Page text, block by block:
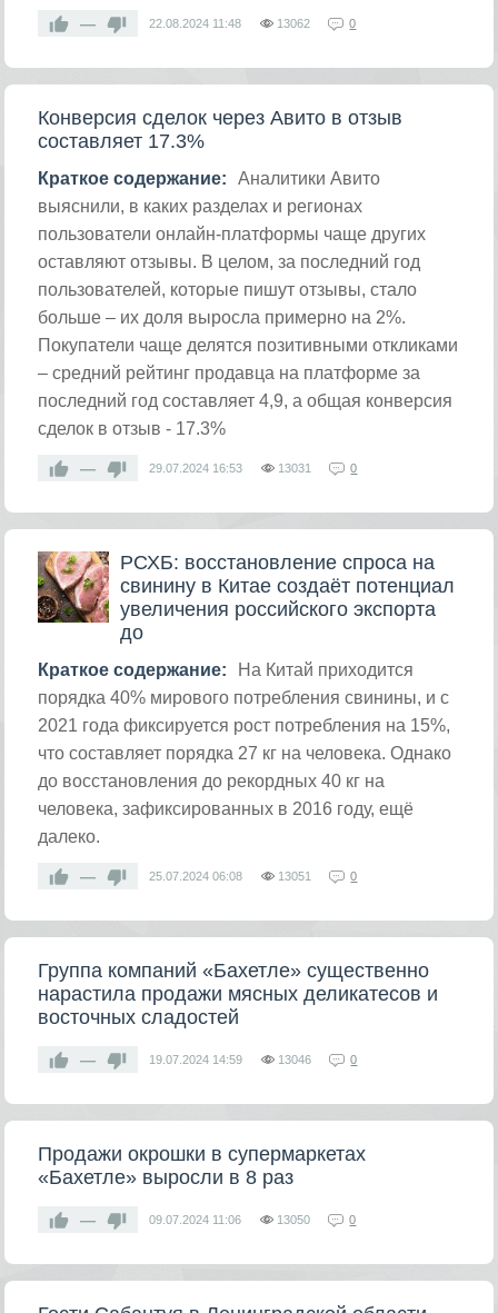
— 22.08.2024 11:48 13062 0
Конверсия сделок через Авито в отзыв
составляет 17.3%
Краткое содержание:
Аналитики Авито
выяснили, в каких разделах и регионах
пользователи онлайн-платформы чаще других
оставляют отзывы. В целом, за последний год
пользователей, которые пишут отзывы, стало
больше – их доля выросла примерно на 2%.
Покупатели чаще делятся позитивными откликами
– средний рейтинг продавца на платформе за
последний год составляет 4,9, а общая конверсия
сделок в отзыв - 17.3%
— 29.07.2024 16:53 13031 0
РСХБ: восстановление спроса на
свинину в Китае создаёт потенциал
увеличения российского экспорта
до
Краткое содержание:
На Китай приходится
порядка 40% мирового потребления свинины, и с
2021 года фиксируется рост потребления на 15%,
что составляет порядка 27 кг на человека. Однако
до восстановления до рекордных 40 кг на
человека, зафиксированных в 2016 году, ещё
далеко.
— 25.07.2024 06:08 13051 0
Группа компаний «Бахетле» существенно
нарастила продажи мясных деликатесов и
восточных сладостей
— 19.07.2024 14:59 13046 0
Продажи окрошки в супермаркетах
«Бахетле» выросли в 8 раз
— 09.07.2024 11:06 13050 0